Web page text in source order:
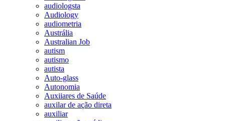
audiologsta
Audiology
audiometria
Austrália
Australian Job
autism
autismo
autista
Auto-glass
Autonomia
Auxiiares de Saúde
auxilar de ação direta
auxiliar